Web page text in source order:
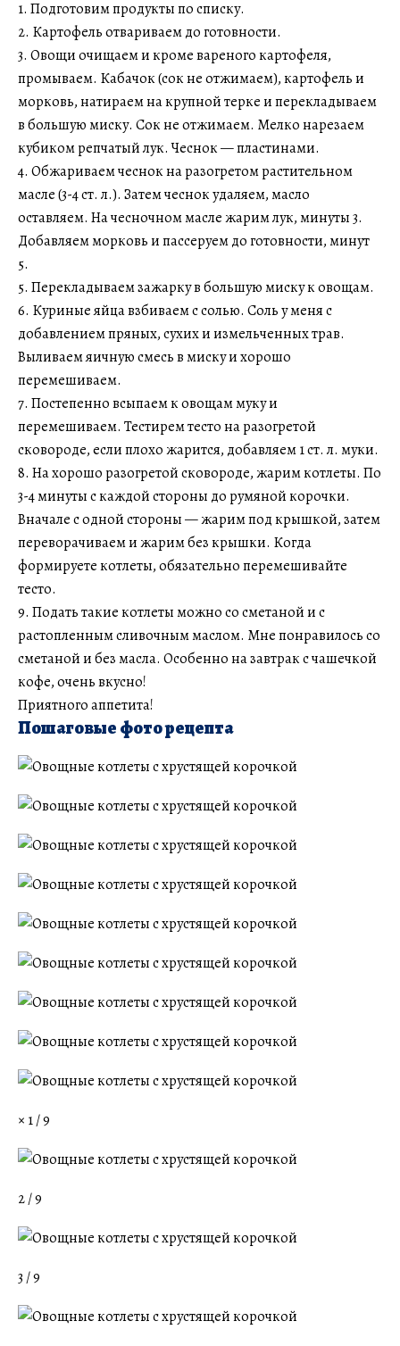
1. Подготовим продукты по списку.
2. Картофель отвариваем до готовности.
3. Овощи очищаем и кроме вареного картофеля,
промываем. Кабачок (сок не отжимаем), картофель и
морковь, натираем на крупной терке и перекладываем
в большую миску. Сок не отжимаем. Мелко нарезаем
кубиком репчатый лук. Чеснок — пластинами.
4. Обжариваем чеснок на разогретом растительном
масле (3-4 ст. л.). Затем чеснок удаляем, масло
оставляем. На чесночном масле жарим лук, минуты 3.
Добавляем морковь и пассеруем до готовности, минут
5.
5. Перекладываем зажарку в большую миску к овощам.
6. Куриные яйца взбиваем с солью. Соль у меня с
добавлением пряных, сухих и измельченных трав.
Выливаем яичную смесь в миску и хорошо
перемешиваем.
7. Постепенно всыпаем к овощам муку и
перемешиваем. Тестирем тесто на разогретой
сковороде, если плохо жарится, добавляем 1 ст. л. муки.
8. На хорошо разогретой сковороде, жарим котлеты. По
3-4 минуты с каждой стороны до румяной корочки.
Вначале с одной стороны — жарим под крышкой, затем
переворачиваем и жарим без крышки. Когда
формируете котлеты, обязательно перемешивайте
тесто.
9. Подать такие котлеты можно со сметаной и с
растопленным сливочным маслом. Мне понравилось со
сметаной и без масла. Особенно на завтрак с чашечкой
кофе, очень вкусно!
Приятного аппетита!
Пошаговые фото рецепта
× 1 / 9
2 / 9
3 / 9